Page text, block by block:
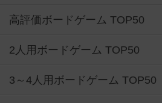
高評価ボードゲーム TOP50
2人用ボードゲーム TOP50
3～4人用ボードゲーム TOP50